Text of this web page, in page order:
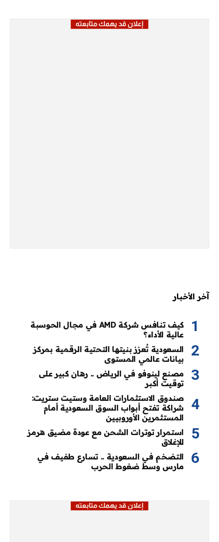
آخر الأخبار
كيف تنافس شركة AMD في مجال الحوسبة
عالية الأداء؟
السعودية تُعزز بنيتها التحتية الرقمية بمركز
بيانات عالمي المستوى
مصنع لينوفو في الرياض .. رهان كبير على
توقيت أكبر
صندوق الاستثمارات العامة وستيت ستريت:
شراكة تفتح أبواب السوق السعودية أمام
المستثمرين الأوروبيين
استمرار توترات الشحن مع عودة مضيق هرمز
للإغلاق
التضخم في السعودية .. تسارع طفيف في
مارس وسط ضغوط الحرب